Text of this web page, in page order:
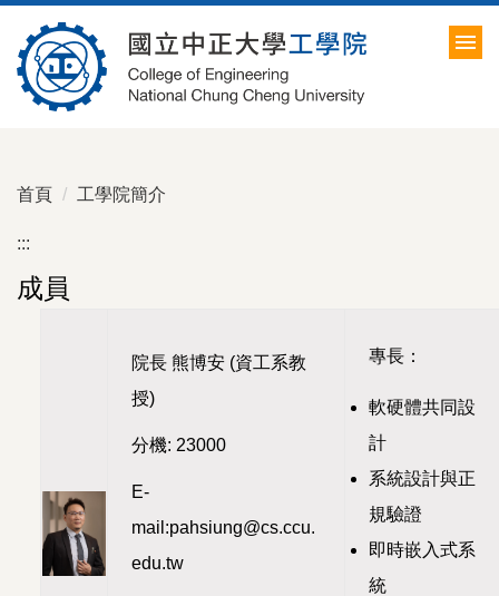
到
主
要
首頁
工學院簡介
:::
成員
院長 熊博安 (資工系教
授)
分機: 23000
E-
mail:pahsiung@cs.ccu.
edu.tw
專長：
軟硬體共同設
計
系統設計與正
規驗證
即時嵌入式系
統